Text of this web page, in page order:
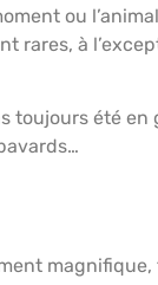
ou
à
toujours été